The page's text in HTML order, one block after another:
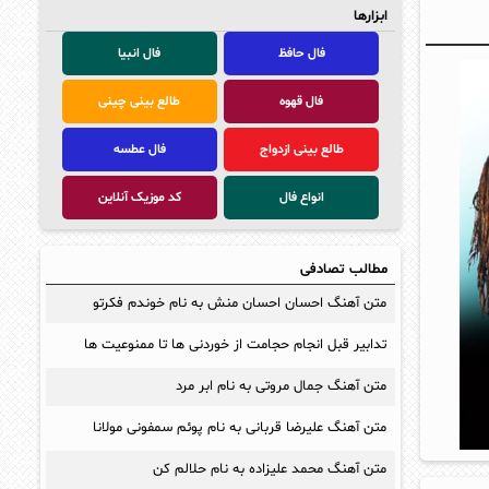
ابزارها
فال حافظ فال انبیا
فال قهوه طالع بینی چینی
طالع بینی ازدواج فال عطسه
انواع فال کد موزیک آنلاین
مطالب تصادفی
متن آهنگ احسان احسان منش به نام خوندم فکرتو
تدابیر قبل انجام حجامت از خوردنی ها تا ممنوعیت ها
متن آهنگ جمال مروتی به نام ابر مرد
متن آهنگ علیرضا قربانی به نام پوئم سمفونی مولانا
متن آهنگ محمد علیزاده به نام حلالم کن